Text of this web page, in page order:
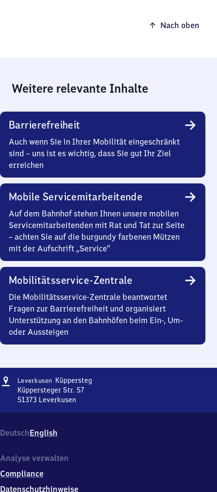
Nach oben
Weitere relevante Inhalte
Barrierefreiheit
Auch wenn Sie in Ihrer Mobilität eingeschränkt
sind – uns ist es wichtig, dass Sie gut Ihr Ziel
erreichen
Mobile Servicemitarbeitende
Auf dem Bahnhof stehen Ihnen unsere mobilen
Servicemitarbeitenden mit Rat und Tat zur Seite
– achten Sie auf die burgundy farbenen Mützen
mit der Aufschrift „Service“
Mobilitätsservice-Zentrale
Die Mobilitätsservice-Zentrale beantwortet
Fragen zur Barrierefreiheit und organisiert
Unterstützung an den Bahnhöfen beim Ein-, Um-
oder Aussteigen
Adresse
Leverkusen KüpperstegLeverkusen-
Küppersteger Str. 57
51373 Leverkusen
Küppersteger
Str.
5
3
7
DeutschEnglish
Analyse verwalten
Compliance
Datenschutzhinweise